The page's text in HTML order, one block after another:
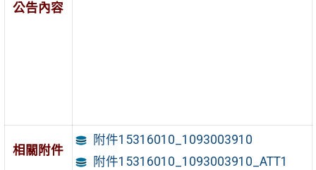
公告內容
相關附件
附件15316010_1093003910
附件15316010_1093003910_ATT1